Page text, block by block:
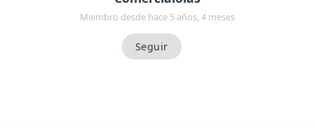
Miembro desde hace 5 años, 4 meses